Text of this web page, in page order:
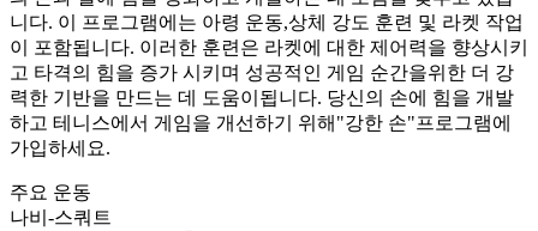
니다. 이 프로그램에는 아령 운동,상체 강도 훈련 및 라켓 작업
이 포함됩니다. 이러한 훈련은 라켓에 대한 제어력을 향상시키
고 타격의 힘을 증가 시키며 성공적인 게임 순간을위한 더 강
력한 기반을 만드는 데 도움이됩니다. 당신의 손에 힘을 개발
하고 테니스에서 게임을 개선하기 위해"강한 손"프로그램에
가입하세요.
주요 운동
나비-스쿼트